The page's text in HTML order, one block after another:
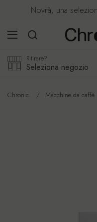
Passa ai contenutiNovità, una
Apri menu
Ritirare?
Seleziona negozio
Chronic. / Macchine da caffè